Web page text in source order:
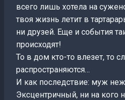
всего лишь хотела на
твоя жизнь летит в
ни друзей. Еще и события
происходят!
То в дом кто-то влезет, то
распространяются…
И как последствие: муж
Эксцентричный, ни на кого